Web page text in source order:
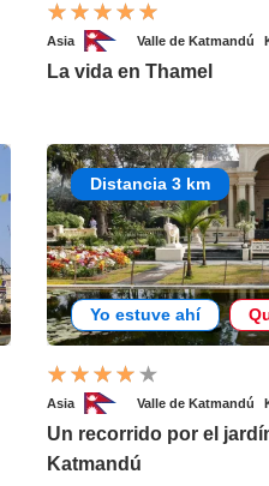
Asia Valle de Katmandú
La vida en Thamel
Distancia 3 km
Yo estuve ahí
Asia Valle de Katmandú
Un recorrido por el
Katmandú